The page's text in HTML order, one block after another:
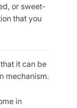
or sweet-
that you
it can be
mechanism.
in